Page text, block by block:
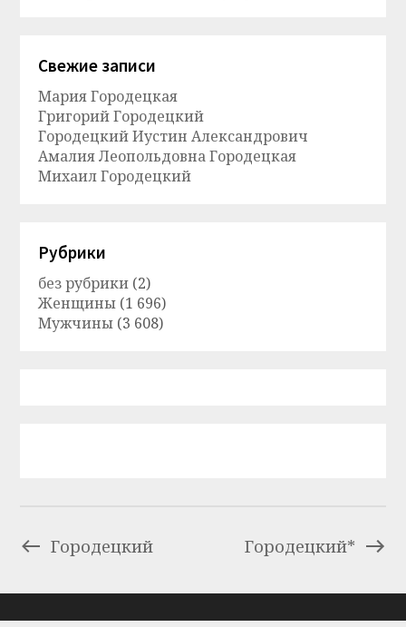
Свежие записи
Мария Городецкая
Григорий Городецкий
Городецкий Иустин Александрович
Амалия Леопольдовна Городецкая
Михаил Городецкий
Рубрики
без рубрики (2)
Женщины (1 696)
Мужчины (3 608)
Городецкий Городецкий*